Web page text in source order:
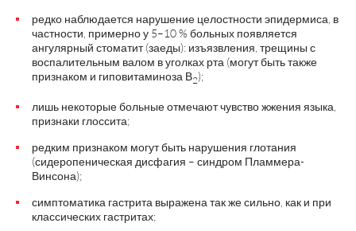
редко наблюдается нарушение целостности эпидермиса, в
частности, примерно у 5–10 % больных появляется
ангулярный стоматит (заеды): изъязвления, трещины с
воспалительным валом в уголках рта (могут быть также
признаком и гиповитаминоза В2);
лишь некоторые больные отмечают чувство жжения языка,
признаки глоссита;
редким признаком могут быть нарушения глотания
(сидеропеническая дисфагия – синдром Пламмера-
Винсона);
симптоматика гастрита выражена так же сильно, как и при
классических гастритах;